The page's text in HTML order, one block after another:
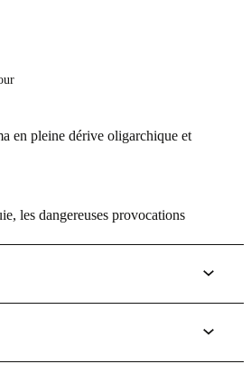
en pleine dérive oligarchique et
les dangereuses provocations